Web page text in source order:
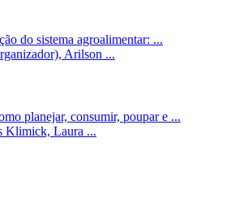
do sistema agroalimentar: ...
Arilson ...
planejar, consumir, poupar e ...
Klimick, Laura ...